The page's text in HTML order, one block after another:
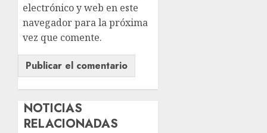
electrónico y web en este
navegador para la próxima
vez que comente.
NOTICIAS
RELACIONADAS